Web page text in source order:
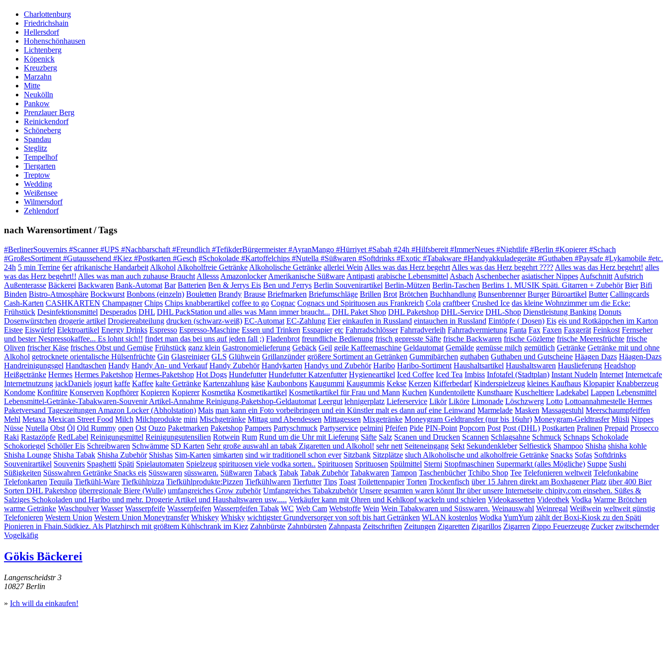
Charlottenburg
Friedrichshain
Hellersdorf
Hohenschönhausen
Lichtenberg
Köpenick
Kreuzberg
Marzahn
Mitte
Neukölln
Pankow
Prenzlauer Berg
Reinickendorf
Schöneberg
Spandau
Steglitz
Tempelhof
Tiergarten
Treptow
Wedding
Weißensee
Wilmersdorf
Zehlendorf
nach Warensortiment / Tags
#BerlinerSouvernirs #Scanner #UPS #Nachbarschaft #Freundlich #TefikderBürgermeister #AyranMango #Hürriyet #Sabah #24h #Hilfsbereit #ImmerNeues #Nightlife #Berlin #Kopierer #Schach
#GroßesSortiment #Gutaussehend #Kiez #Postkarten #Gesch #Schokolade #Kartoffelchips #Nutella #Süßwaren #Softdrinks #Exotic #Tabakware #Handyakkuladegeräte #Guthaben #Paysafe #Lykamobile #etc.
24h 5 min Terrine 6er afrikanische Handarbeit Alkohol Alkoholfreie Getränke Alkoholische Getränke allerlei Wein Alles was das Herz begehrt Alles was das Herz begehrt ???? Alles was das Herz begehrt! alles
was das Herz begehrt!! Alles was man auch zuhause Braucht Allesss Amazonlocker Amerikanische Süßware Antipasti arabische Lebensmittel Asbach Aschenbecher asiatischer Nippes Aufschnitt Aufstrich
Außenterasse Bäckerei Backwaren Bank-Automat Bar Batterien Ben & Jerrys Eis Ben und J'errys Berlin Souvenirartikel Berlin-Mützen Berlin-Taschen Berlins 1. MUSIK Späti. Gitarren + Zubehör Bier Bifi
Binden Bistro-Atmosphäre Bockwurst Bonbons (einzeln) Bouletten Brandy Brause Briefmarken Briefumschläge Brillen Brot Brötchen Buchhandlung Bunsenbrenner Burger Büroartikel Butter Callingcards
Cash-Karten CASHKARTEN Champagner Chips Chips knabberartikel coffee to go Cognac Cognacs und Spirituosen aus Frankreich Cola craftbeer Crushed Ice das kleine Wohnzimmer um die Ecke:
Frühstück Desinfektionsmittel Desperados DHL DHL PackStation und alles was Mann immer braucht... DHL Paket Shop DHL Paketshop DHL-Service DHL-Shop Dienstleistung Banking Donuts
Dosenwürstchen drogerie artikel Drogiereabteilung drucken (schwarz-weiß) EC-Automat EC-Zahlung Eier einkaufen in Russland eintauchen in Russland Eintöpfe ( Dosen) Eis eis und Rotkäppchen im Karton
Eistee Eiswürfel Elektroartikel Energy Drinks Espresso Espresso-Maschine Essen und Trinken Esspapier etc Fahrradschlösser Fahrradverleih Fahrradvermietung Fanta Fax Faxen Faxgerät Feinkost Fernseher
und bester Nespressokaffee... Es lohnt sich!! findet man das bei uns auf jeden fall ;) Fladenbrot freundliche Bedienung frisch gepresste Säfte frische Backwaren frische Gözleme frische Meeresfrüchte frische
Oliven frischer Käse frisches Obst und Gemüse Frühstück ganz klein Gastronomielieferung Gebäck Geil geile Kaffeemaschine Geldautomat Gemälde gemüsse milch gemütlich Getränke Getränke mit und ohne
Alkohol getrocknete orientalische Hülsenfrüchte Gin Glasreiniger GLS Glühwein Grillanzünder größere Sortiment an Getränken Gummibärchen guthaben Guthaben und Gutscheine Häagen Dazs Häagen-Dazs
Handreinigungsgel Handtaschen Handy Handy An- und Verkauf Handy Zubehör Handykarten Handys und Zubehör Haribo Haribo-Sortiment Haushaltsartikel Haushaltswaren Hauslieferung Headshop
Heißgetränke Hermes Hermes Paketshop Hermes-Paketshop Hot Dogs Hundefutter Hundefutter Katzenfutter Hygieneartikel Iced Coffee Iced Tea Imbiss Infotafel (Stadtplan) Instant Nudeln Internet Internetcafe
Internetnutzung jackDaniels jogurt kaffe Kaffee kalte Getränke Kartenzahlung käse Kaubonbons Kaugummi Kaugummis Kekse Kerzen Kifferbedarf Kinderspielzeug kleines Kaufhaus Klopapier Knabberzeug
Kondome Konfitüre Konserven Kopfhörer Kopieren Kopierer Kosmetika Kosmetikartikel Kosmetikartikel für Frau und Mann Kuchen Kundentoilette Kunsthaare Kuscheltiere Ladekabel Lappen Lebensmittel
Lebensmittel-Getränke-Tabakwaren-Souvenir Artikel-Annahme Reinigung-Paketshop-Geldautomat Leergut lehnigerplatz Lieferservice Likör Liköre Limonade Löschzwerg Lotto Lottoannahmestelle Hermes
Paketversand Tageszeitungen Amazon Locker (Abholstation) Mais man kann ein Foto vorbeibringen und ein Künstler malt es dann auf eine Leinwand Marmelade Masken Massagestuhl Meerschaumpfeiffen
Mehl Metaxa Mexican Street Food Milch Milchprodukte mini Mischgetränke Mittag und Abendessen Mittagessen Mixgetränke Moneygram Geldtransfer (nur bis 16uhr) Moneygram-Geldtrasfer Müsli Nippes
Nüsse Nutella Obst Öl Old Rummy open Ost Ouzo Paketmarken Paketshop Pampers Partyschmuck Partyservice pelmini Pfeifen Pide PIN-Point Popcorn Post Post (DHL) Postkarten Pralinen Prepaid Prosecco
Raki Rastazöpfe RedLabel Reinigungsmittel Reinigungsutensilien Rotwein Rum Rund um die Uhr mit Lieferung Säfte Salz Scanen und Drucken Scannen Schlagsahne Schmuck Schnaps Schokolade
Schokoriegel Schöller Eis Schreibwaren Schwämme SD Karten Sehr große auswahl an tabak Zigaretten und Alkohol! sehr nett Seiteneingang Sekt Sekundenkleber Selfiestick Shampoo Shisha shisha kohle
Shisha Lounge Shisha Tabak Shisha Zubehör Shishas Sim-Karten simkarten sind wir traditionell schon ever Sitzbank Sitzplätze sluch Alkoholische und alkoholfreie Getränke Snacks Sofas Softdrinks
Souvenirartikel Souvenirs Spaghetti Späti Spielautomaten Spielzeug spirituosen viele vodka sorten.. Spirituosen Sprituosen Spülmittel Sterni Stopfmaschinen Supermarkt (alles Mögliche) Suppe Sushi
Süßigkeiten Süsswahren Getränke Snacks eis Süsswaren süsswaren. Süßwaren Taback Tabak Tabak Zubehör Tabakwaren Tampon Taschenbücher Tchibo Shop Tee Telefonieren weltweit Telefonkabine
Telefonkarten Tequila Tiefkühl-Ware Tiefkühlpizza Tiefkühlprodukte:Pizzen Tiefkühlwaren Tierfutter Tips Toast Toilettenpapier Torten Trockenfisch über 15 Jahren direkt am Boxhagener Platz über 400 Bier
Sorten DHL Paketshop überregionale Biere (Wulle) umfangreiches Grow zubehör Umfangreiches Tabakzubehör Unsere gesamten waren könnt Ihr über unsere Internetseite chipity.com einsehen. Süßes &
Salziges Schokoladen und Haribo und mehr. Drogerie Artikel und Haushaltswaren usw..... Verkäufer kann mit Ohren und Kehlkopf wackeln und schielen Videokassetten Videothek Vodka Warme Brötchen
warme Getränke Waschpulver Wasser Wasserpfeife Wasserpfeifen Wasserpfeifen Tabak WC Web Cam Webstoffe Wein Wein Tabakwaren und Süsswaren. Weinauswahl Weinregal Weißwein weltweit günstig
Telefonieren Western Union Western Union Moneytransfer Whiskey Whisky wichtigster Grundversorger von soft bis hart Getränken WLAN kostenlos Wodka YumYum zählt der Boxi-Kiosk zu den Späti
Pionieren in Fhain.Südkiez. Als Platzhirsch mit größtem Kühlschrank im Kiez Zahnbürste Zahnbürsten Zahnpasta Zeitschriften Zeitungen Zigaretten Zigarillos Zigarren Zippo Feuerzeuge Zucker zwitschernder
Vogelkäfig
Gökis Bäckerei
Langenscheidstr 3
10827 Berlin
» Ich will da einkaufen!